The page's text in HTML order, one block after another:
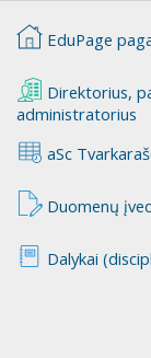
EduPage
Direktorius,
administratorius
aSc
Duomenų
Dalykai